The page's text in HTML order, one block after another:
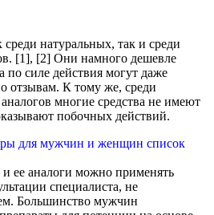
натуральных, так и среди
[1], [2] Они намного дешевле
по силе действия могут даже
отзывам. К тому же, среди
многие средства не имеют
побочных действий.
ее аналоги можно применять
специалиста, не
Большинство мужчин